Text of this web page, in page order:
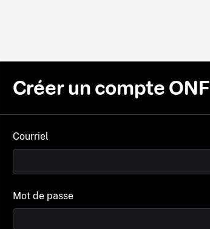
Créer un compte ONF
Courriel
Mot de passe